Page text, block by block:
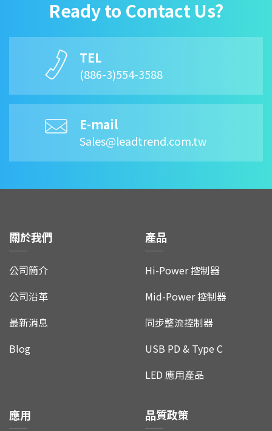
Ready to Contact Us?
TEL
(886-3)554-3588
E-mail
Sales@leadtrend.com.tw
關於我們
公司簡介
公司沿革
最新消息
Blog
產品
Hi-Power 控制器
Mid-Power 控制器
同步整流控制器
USB PD & Type C
LED 應用產品
應用 品質政策